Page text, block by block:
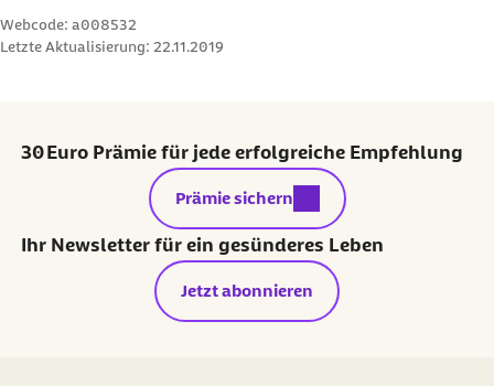
Webcode: a008532
Letzte Aktualisierung: 22.11.2019
30 Euro Prämie für jede erfolgreiche Empfehlung
externer Link:
Prämie sichern
Ihr Newsletter für ein gesünderes Leben
Jetzt abonnieren